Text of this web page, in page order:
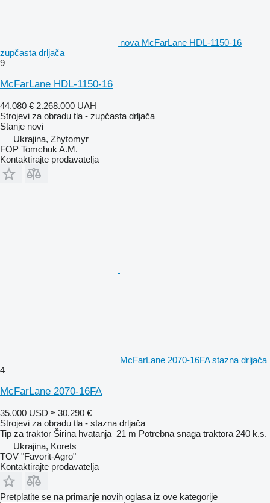
nova McFarLane HDL-1150-16
zupčasta drljača
9
McFarLane HDL-1150-16
44.080 € 2.268.000 UAH
Strojevi za obradu tla - zupčasta drljača
Stanje novi
Ukrajina, Zhytomyr
FOP Tomchuk A.M.
Kontaktirajte prodavatelja
McFarLane 2070-16FA stazna drljača
4
McFarLane 2070-16FA
35.000 USD ≈ 30.290 €
Strojevi za obradu tla - stazna drljača
Tip za traktor Širina hvatanja 21 m Potrebna snaga traktora 240 k.s.
Ukrajina, Korets
TOV "Favorit-Agro"
Kontaktirajte prodavatelja
Pretplatite se na primanje novih oglasa iz ove kategorije